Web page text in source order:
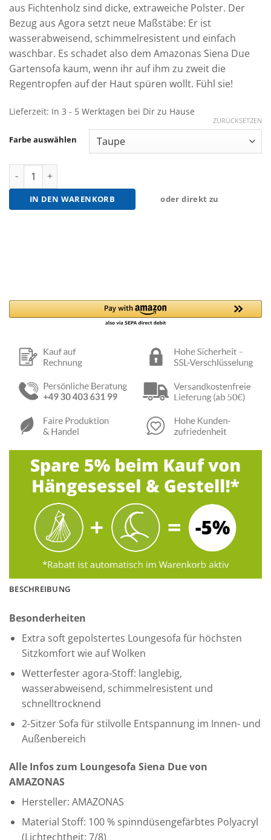
aus Fichtenholz sind dicke, extraweiche Polster. Der
Bezug aus Agora setzt neue Maßstäbe: Er ist
wasserabweisend, schimmelresistent und einfach
waschbar. Es schadet also dem Amazonas Siena Due
Gartensofa kaum, wenn ihr auf ihm zu zweit die
Regentropfen auf der Haut spüren wollt. Fühl sie!
Lieferzeit: In 3 - 5 Werktagen bei Dir zu Hause
Farbe auswählen
ZURÜCKSETZEN
Amazonas Siena Due Gartensofa Menge
IN DEN WARENKORB
BESCHREIBUNG
Besonderheiten
Extra soft gepolstertes Loungesofa für höchsten
Sitzkomfort wie auf Wolken
Wetterfester agora-Stoff: langlebig,
wasserabweisend, schimmelresistent und
schnelltrocknend
2-Sitzer Sofa für stilvolle Entspannung im Innen- und
Außenbereich
Alle Infos zum Loungesofa Siena Due von
AMAZONAS
Hersteller: AMAZONAS
Material Stoff: 100 % spinndüsengefärbtes Polyacryl
(Lichtechtheit: 7/8)